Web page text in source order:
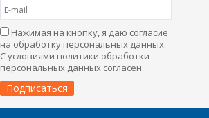
Нажимая на кнопку, я даю согласие
на обработку персональных данных.
С условиями политики обработки
персональных данных согласен.